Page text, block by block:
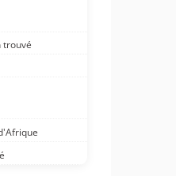
trouvé